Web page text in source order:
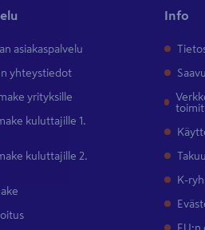
asiakaspalvelu
yhteystiedot
yrityksille
kuluttajille 1.
kuluttajille 2.
Info
K-
EU:n